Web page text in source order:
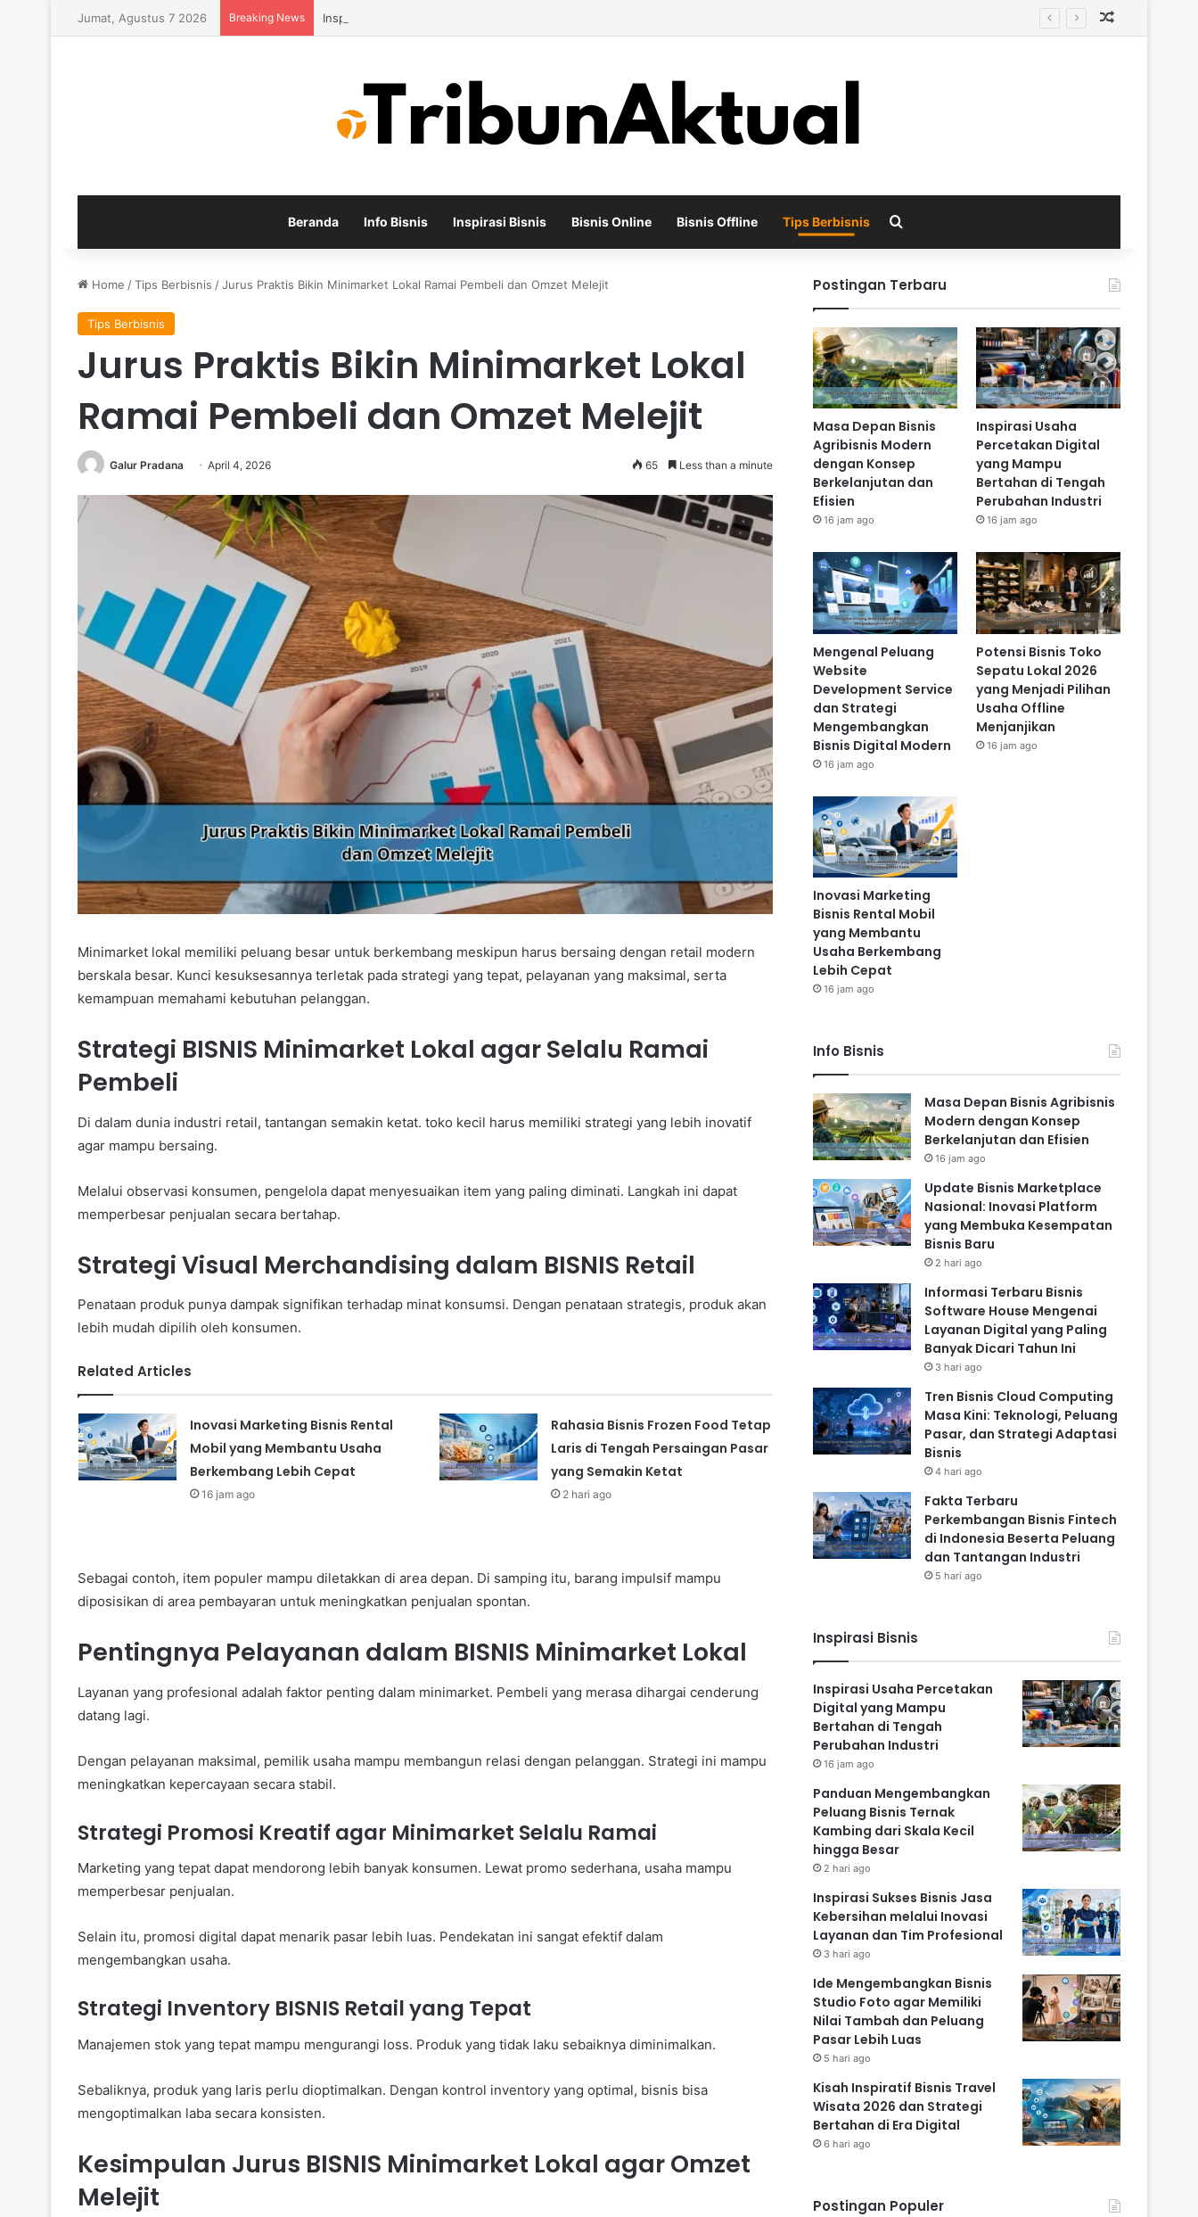
Jumat, Agustus 7 2026 Breaking News Inspirasi Usaha Percetakan Digital yang Mampu Bertahan di Tengah Perubahan Industri
Beranda Info Bisnis Inspirasi Bisnis Bisnis Online Bisnis Offline Tips Berbisnis Search for
Home /Tips Berbisnis /Jurus Praktis Bikin Minimarket Lokal Ramai Pembeli dan Omzet Melejit
Tips Berbisnis
Jurus Praktis Bikin Minimarket Lokal
Ramai Pembeli dan Omzet Melejit
Galur Pradana April 4, 2026 65 Less than a minute
Minimarket lokal memiliki peluang besar untuk berkembang meskipun harus bersaing dengan retail modern
berskala besar. Kunci kesuksesannya terletak pada strategi yang tepat, pelayanan yang maksimal, serta
kemampuan memahami kebutuhan pelanggan.
Strategi BISNIS Minimarket Lokal agar Selalu Ramai
Pembeli
Di dalam dunia industri retail, tantangan semakin ketat. toko kecil harus memiliki strategi yang lebih inovatif
agar mampu bersaing.
Melalui observasi konsumen, pengelola dapat menyesuaikan item yang paling diminati. Langkah ini dapat
memperbesar penjualan secara bertahap.
Strategi Visual Merchandising dalam BISNIS Retail
Penataan produk punya dampak signifikan terhadap minat konsumsi. Dengan penataan strategis, produk akan
lebih mudah dipilih oleh konsumen.
Related Articles
Inovasi Marketing Bisnis Rental
Mobil yang Membantu Usaha
Berkembang Lebih Cepat
16 jam ago
Rahasia Bisnis Frozen Food Tetap
Laris di Tengah Persaingan Pasar
yang Semakin Ketat
2 hari ago
Sebagai contoh, item populer mampu diletakkan di area depan. Di samping itu, barang impulsif mampu
diposisikan di area pembayaran untuk meningkatkan penjualan spontan.
Pentingnya Pelayanan dalam BISNIS Minimarket Lokal
Layanan yang profesional adalah faktor penting dalam minimarket. Pembeli yang merasa dihargai cenderung
datang lagi.
Dengan pelayanan maksimal, pemilik usaha mampu membangun relasi dengan pelanggan. Strategi ini mampu
meningkatkan kepercayaan secara stabil.
Strategi Promosi Kreatif agar Minimarket Selalu Ramai
Marketing yang tepat dapat mendorong lebih banyak konsumen. Lewat promo sederhana, usaha mampu
memperbesar penjualan.
Selain itu, promosi digital dapat menarik pasar lebih luas. Pendekatan ini sangat efektif dalam
mengembangkan usaha.
Strategi Inventory BISNIS Retail yang Tepat
Manajemen stok yang tepat mampu mengurangi loss. Produk yang tidak laku sebaiknya diminimalkan.
Sebaliknya, produk yang laris perlu dioptimalkan. Dengan kontrol inventory yang optimal, bisnis bisa
mengoptimalkan laba secara konsisten.
Kesimpulan Jurus BISNIS Minimarket Lokal agar Omzet
Melejit
Postingan Terbaru
Masa Depan Bisnis
Agribisnis Modern
dengan Konsep
Berkelanjutan dan
Efisien
16 jam ago
Inspirasi Usaha
Percetakan Digital
yang Mampu
Bertahan di Tengah
Perubahan Industri
16 jam ago
Mengenal Peluang
Website
Development Service
dan Strategi
Mengembangkan
Bisnis Digital Modern
16 jam ago
Potensi Bisnis Toko
Sepatu Lokal 2026
yang Menjadi Pilihan
Usaha Offline
Menjanjikan
16 jam ago
Inovasi Marketing
Bisnis Rental Mobil
yang Membantu
Usaha Berkembang
Lebih Cepat
16 jam ago
Info Bisnis
Masa Depan Bisnis Agribisnis
Modern dengan Konsep
Berkelanjutan dan Efisien
16 jam ago
Update Bisnis Marketplace
Nasional: Inovasi Platform
yang Membuka Kesempatan
Bisnis Baru
2 hari ago
Informasi Terbaru Bisnis
Software House Mengenai
Layanan Digital yang Paling
Banyak Dicari Tahun Ini
3 hari ago
Tren Bisnis Cloud Computing
Masa Kini: Teknologi, Peluang
Pasar, dan Strategi Adaptasi
Bisnis
4 hari ago
Fakta Terbaru
Perkembangan Bisnis Fintech
di Indonesia Beserta Peluang
dan Tantangan Industri
5 hari ago
Inspirasi Bisnis
Inspirasi Usaha Percetakan
Digital yang Mampu
Bertahan di Tengah
Perubahan Industri
16 jam ago
Panduan Mengembangkan
Peluang Bisnis Ternak
Kambing dari Skala Kecil
hingga Besar
2 hari ago
Inspirasi Sukses Bisnis Jasa
Kebersihan melalui Inovasi
Layanan dan Tim Profesional
3 hari ago
Ide Mengembangkan Bisnis
Studio Foto agar Memiliki
Nilai Tambah dan Peluang
Pasar Lebih Luas
5 hari ago
Kisah Inspiratif Bisnis Travel
Wisata 2026 dan Strategi
Bertahan di Era Digital
6 hari ago
Postingan Populer